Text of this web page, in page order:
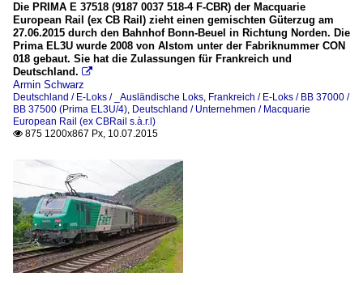
Die PRIMA E 37518 (9187 0037 518-4 F-CBR) der Macquarie
European Rail (ex CB Rail) zieht einen gemischten Güterzug am
27.06.2015 durch den Bahnhof Bonn-Beuel in Richtung Norden. Die
Prima EL3U wurde 2008 von Alstom unter der Fabriknummer CON
018 gebaut. Sie hat die Zulassungen für Frankreich und
Deutschland. 
Armin Schwarz
Deutschland / E-Loks / _Ausländische Loks, Frankreich / E-Loks / BB 37000 /
BB 37500 (Prima EL3U/4), Deutschland / Unternehmen / Macquarie
European Rail (ex CBRail s.à.r.l)
 875 1200x867 Px, 10.07.2015